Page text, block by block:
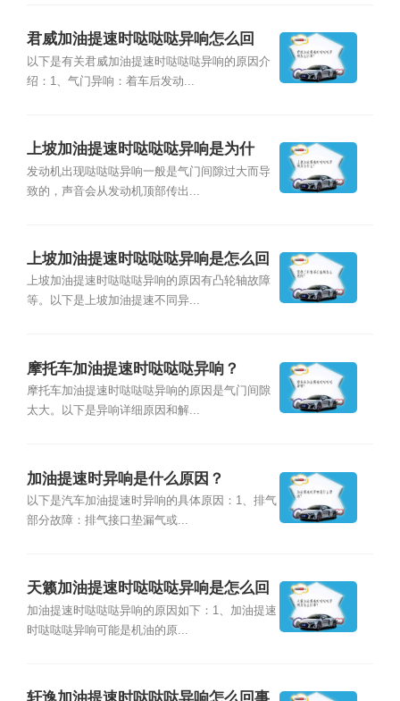
君威加油提速时哒哒哒异响怎么回
事？
以下是有关君威加油提速时哒哒哒异响的原因介
绍：1、气门异响：着车后发动...
上坡加油提速时哒哒哒异响是为什
么？
发动机出现哒哒哒异响一般是气门间隙过大而导
致的，声音会从发动机顶部传出...
上坡加油提速时哒哒哒异响是怎么回
事？
上坡加油提速时哒哒哒异响的原因有凸轮轴故障
等。以下是上坡加油提速不同异...
摩托车加油提速时哒哒哒异响？
摩托车加油提速时哒哒哒异响的原因是气门间隙
太大。以下是异响详细原因和解...
加油提速时异响是什么原因？
以下是汽车加油提速时异响的具体原因：1、排气
部分故障：排气接口垫漏气或...
天籁加油提速时哒哒哒异响是怎么回
事？
加油提速时哒哒哒异响的原因如下：1、加油提速
时哒哒哒异响可能是机油的原...